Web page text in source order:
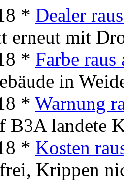
* Dealer
erneut mit
* Farbe raus
in
* Warnung
B3A landete
* Kosten
Krippen